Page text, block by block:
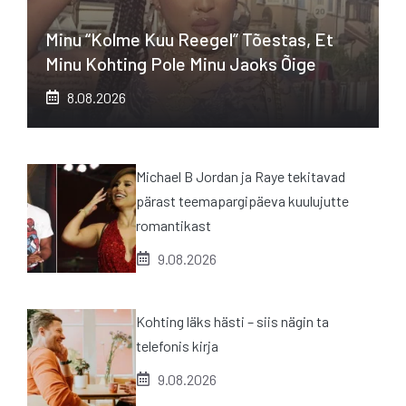
Minu “kolme Kuu Reegel” Tõestas, Et
Minu Kohting Pole Minu Jaoks Õige
8.08.2026
Michael B Jordan ja Raye tekitavad
pärast teemapargipäeva kuulujutte
romantikast
9.08.2026
Kohting läks hästi – siis nägin ta
telefonis kirja
9.08.2026